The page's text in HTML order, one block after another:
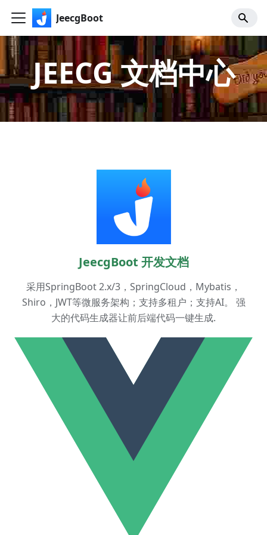
JeecgBoot
JEECG 文档中心
JeecgBoot 开发文档
采用SpringBoot 2.x/3，SpringCloud，Mybatis，
Shiro，JWT等微服务架构；支持多租户；支持AI。 强
大的代码生成器让前后端代码一键生成.